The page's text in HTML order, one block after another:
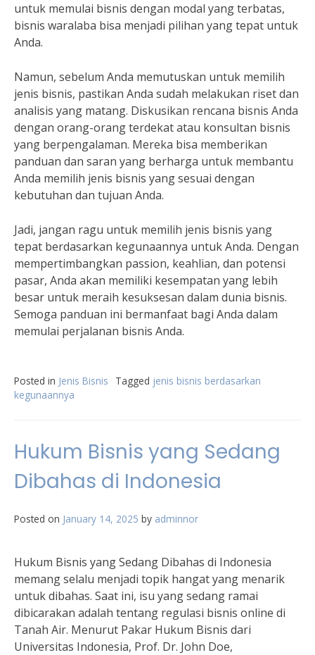
untuk memulai bisnis dengan modal yang terbatas,
bisnis waralaba bisa menjadi pilihan yang tepat untuk
Anda.
Namun, sebelum Anda memutuskan untuk memilih
jenis bisnis, pastikan Anda sudah melakukan riset dan
analisis yang matang. Diskusikan rencana bisnis Anda
dengan orang-orang terdekat atau konsultan bisnis
yang berpengalaman. Mereka bisa memberikan
panduan dan saran yang berharga untuk membantu
Anda memilih jenis bisnis yang sesuai dengan
kebutuhan dan tujuan Anda.
Jadi, jangan ragu untuk memilih jenis bisnis yang
tepat berdasarkan kegunaannya untuk Anda. Dengan
mempertimbangkan passion, keahlian, dan potensi
pasar, Anda akan memiliki kesempatan yang lebih
besar untuk meraih kesuksesan dalam dunia bisnis.
Semoga panduan ini bermanfaat bagi Anda dalam
memulai perjalanan bisnis Anda.
Posted in Jenis Bisnis Tagged jenis bisnis berdasarkan
kegunaannya
Hukum Bisnis yang Sedang
Dibahas di Indonesia
Posted on January 14, 2025 by adminnor
Hukum Bisnis yang Sedang Dibahas di Indonesia
memang selalu menjadi topik hangat yang menarik
untuk dibahas. Saat ini, isu yang sedang ramai
dibicarakan adalah tentang regulasi bisnis online di
Tanah Air. Menurut Pakar Hukum Bisnis dari
Universitas Indonesia, Prof. Dr. John Doe,